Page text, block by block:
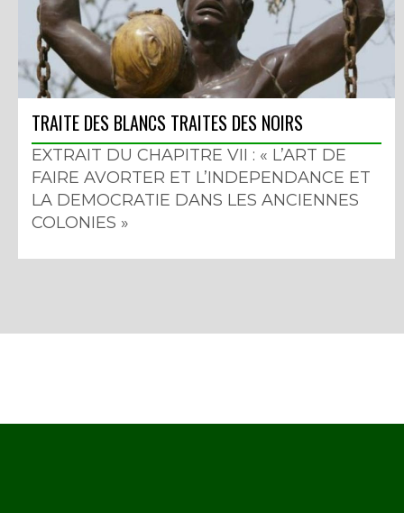
TRAITE DES BLANCS TRAITES DES NOIRS
EXTRAIT DU CHAPITRE VII : « L’ART DE
FAIRE AVORTER ET L’INDEPENDANCE ET
LA DEMOCRATIE DANS LES ANCIENNES
COLONIES »